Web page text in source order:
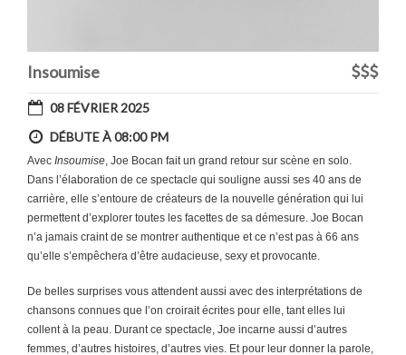
Insoumise
08 FÉVRIER 2025
DÉBUTE À 08:00 PM
Avec Insoumise, Joe Bocan fait un grand retour sur scène en solo.
Dans l’élaboration de ce spectacle qui souligne aussi ses 40 ans de
carrière, elle s’entoure de créateurs de la nouvelle génération qui lui
permettent d’explorer toutes les facettes de sa démesure. Joe Bocan
n’a jamais craint de se montrer authentique et ce n’est pas à 66 ans
qu’elle s’empêchera d’être audacieuse, sexy et provocante.
De belles surprises vous attendent aussi avec des interprétations de
chansons connues que l’on croirait écrites pour elle, tant elles lui
collent à la peau. Durant ce spectacle, Joe incarne aussi d’autres
femmes, d’autres histoires, d’autres vies. Et pour leur donner la parole,